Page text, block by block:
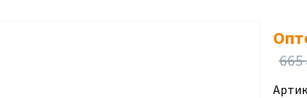
665